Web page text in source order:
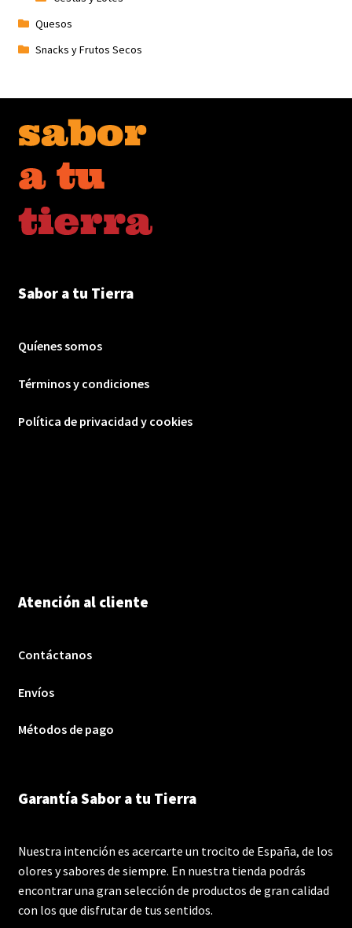
Quesos
Snacks y Frutos Secos
Sabor a tu Tierra
Quíenes somos
Términos y condiciones
Política de privacidad y cookies
Atención al cliente
Contáctanos
Envíos
Métodos de pago
Garantía Sabor a tu Tierra
Nuestra intención es acercarte un trocito de España, de los
olores y sabores de siempre. En nuestra tienda podrás
encontrar una gran selección de productos de gran calidad
con los que disfrutar de tus sentidos.